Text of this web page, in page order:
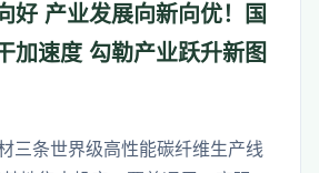
好 产业发展向新向优！国
加速度 勾勒产业跃升新图
三条世界级高性能碳纤维生产线